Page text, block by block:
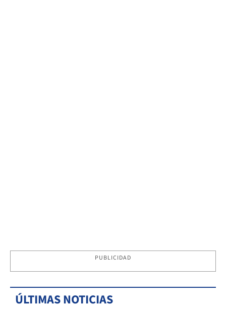
PUBLICIDAD
ÚLTIMAS NOTICIAS